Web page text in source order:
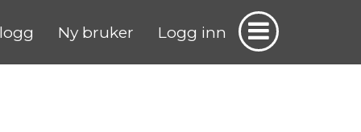
Ny bruker Logg inn